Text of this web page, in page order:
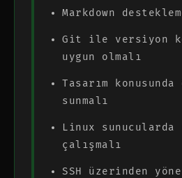
Markdown
Git ile versiyon
uygun olmalı
Tasarım
sunmalı
Linux sunucularda
çalışmalı
SSH üzerinden